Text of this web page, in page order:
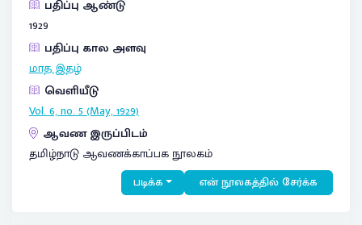
பதிப்பு ஆண்டு
1929
பதிப்பு கால அளவு
மாத இதழ்
வெளியீடு
Vol. 6, no. 5 (May, 1929)
ஆவண இருப்பிடம்
தமிழ்நாடு ஆவணக்காப்பக நூலகம்
படிக்க என் நூலகத்தில் சேர்க்க